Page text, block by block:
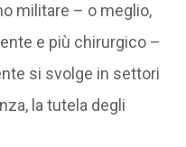
militare – o meglio,
e più chirurgico –
si svolge in settori
la tutela degli